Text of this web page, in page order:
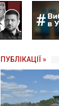
ПУБЛІКАЦІЇ »